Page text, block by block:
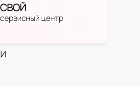
СВОЙ
сервисный центр